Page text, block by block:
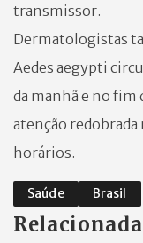
transmissor.
Dermatologistas
Aedes aegypti
da manhã e no fim
atenção
horários.
Saúde Brasil